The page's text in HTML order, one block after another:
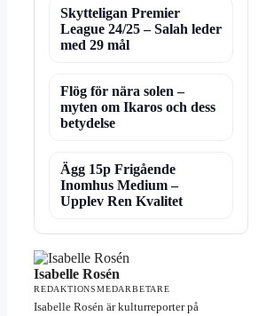
Skytteligan Premier
League 24/25 – Salah leder
med 29 mål
Flög för nära solen –
myten om Ikaros och dess
betydelse
Ägg 15p Frigående
Inomhus Medium –
Upplev Ren Kvalitet
Isabelle Rosén
REDAKTIONSMEDARBETARE
Isabelle Rosén är kulturreporter på